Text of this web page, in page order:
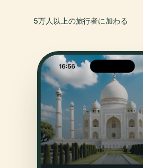
5万人以上の旅行者に加わる